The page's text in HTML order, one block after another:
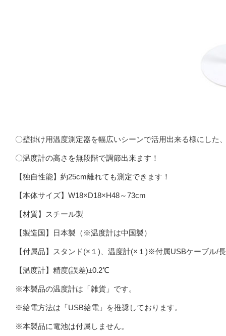
〇壁掛け用温度測定器を幅広いシーンで活用出来る様にした
〇温度計の高さを無段階で調節出来ます！
【独自性能】約25cm離れても測定できます！
【本体サイズ】W18×D18×H48～73cm
【材質】スチール製
【製造国】日本製（※温度計は中国製）
【付属品】スタンド(×１)、温度計(×１)※付属USBケーブル
【温度計】精度(誤差)±0.2℃
※本製品の温度計は「雑貨」です。
※給電方法は「USB給電」を推奨しております。
※本製品に電池は付属しません。